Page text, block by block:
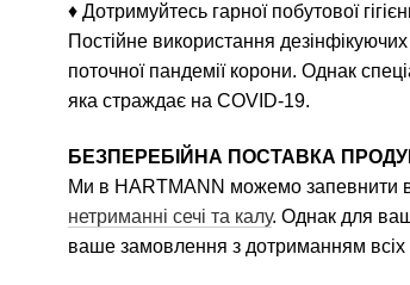
♦ Дотримуйтесь гарної побутової
Постійне використання
поточної пандемії корони. Однак
яка страждає на COVID-19.
БЕЗПЕРЕБІЙНА ПОСТАВКА
Ми в HARTMANN можемо запевнити
нетриманні сечі та калу. Однак для
ваше замовлення з дотриманням